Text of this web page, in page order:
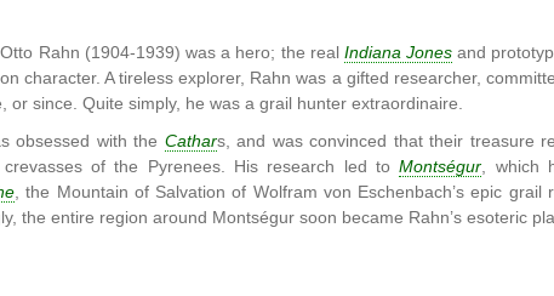
Rahn (1904-1939) was a hero; the real Indiana Jones and
character. A tireless explorer, Rahn was a gifted researcher,
or since. Quite simply, he was a grail hunter extraordinaire.
obsessed with the Cathars, and was convinced that their treasure
crevasses of the Pyrenees. His research led toMontségur , which
, the Mountain of Salvation of Wolfram von Eschenbach’s epic grail
the entire region around Montségur soon became Rahn’s esoteric